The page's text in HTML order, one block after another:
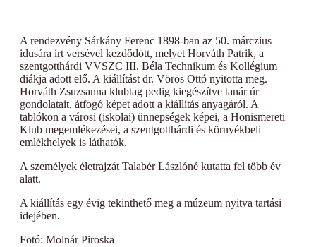
A rendezvény Sárkány Ferenc 1898-ban az 50. márczius
idusára írt versével kezdődött, melyet Horváth Patrik, a
szentgotthárdi VVSZC III. Béla Technikum és Kollégium
diákja adott elő. A kiállítást dr. Vörös Ottó nyitotta meg.
Horváth Zsuzsanna klubtag pedig kiegészítve tanár úr
gondolatait, átfogó képet adott a kiállítás anyagáról. A
tablókon a városi (iskolai) ünnepségek képei, a Honismereti
Klub megemlékezései, a szentgotthárdi és környékbeli
emlékhelyek is láthatók.
A személyek életrajzát Talabér Lászlóné kutatta fel több év
alatt.
A kiállítás egy évig tekinthető meg a múzeum nyitva tartási
idejében.
Fotó: Molnár Piroska